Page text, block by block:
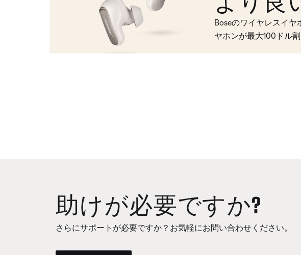
Boseのワイヤレスイ
ヤホンが最大100ドル
助けが必要ですか?
さらにサポートが必要ですか？お気軽にお問い合わせください。